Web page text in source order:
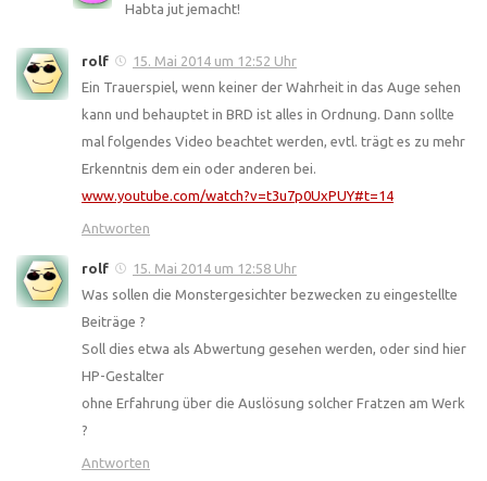
Habta jut jemacht!
rolf
15. Mai 2014 um 12:52 Uhr
Ein Trauerspiel, wenn keiner der Wahrheit in das Auge sehen
kann und behauptet in BRD ist alles in Ordnung. Dann sollte
mal folgendes Video beachtet werden, evtl. trägt es zu mehr
Erkenntnis dem ein oder anderen bei.
www.youtube.com/watch?v=t3u7p0UxPUY#t=14
Antworten
rolf
15. Mai 2014 um 12:58 Uhr
Was sollen die Monstergesichter bezwecken zu eingestellte
Beiträge ?
Soll dies etwa als Abwertung gesehen werden, oder sind hier
HP-Gestalter
ohne Erfahrung über die Auslösung solcher Fratzen am Werk
?
Antworten